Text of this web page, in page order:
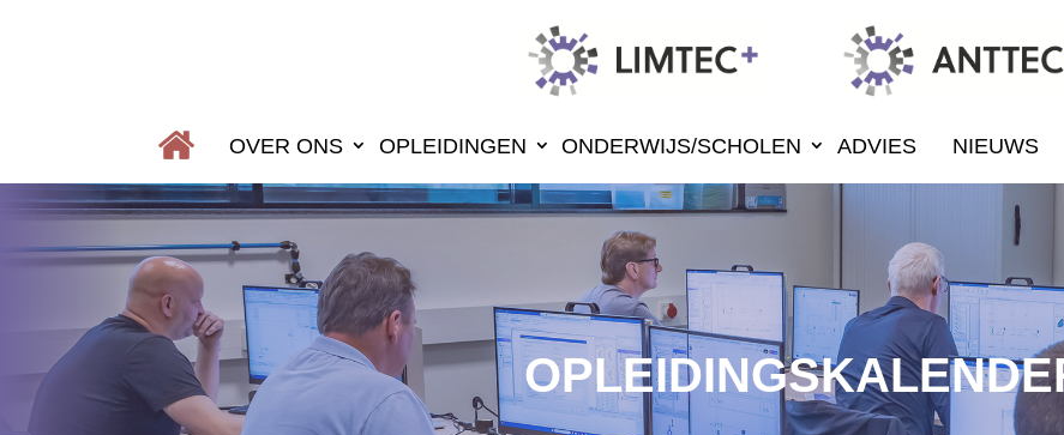
OVER ONS OPLEIDINGEN ONDERWIJS/SCHOLEN ADVIES NIEUWS